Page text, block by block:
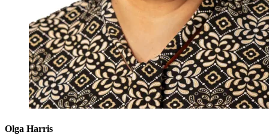
Olga Harris